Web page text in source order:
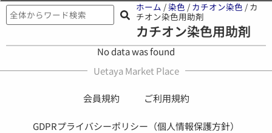
ホーム /染色 / カチオン染色 / カ
チオン染色用助剤
カチオン染色用助剤
No data was found
Uetaya Market Place
会員規約 ご利用規約
GDPRプライバシーポリシー（個人情報保護方針）